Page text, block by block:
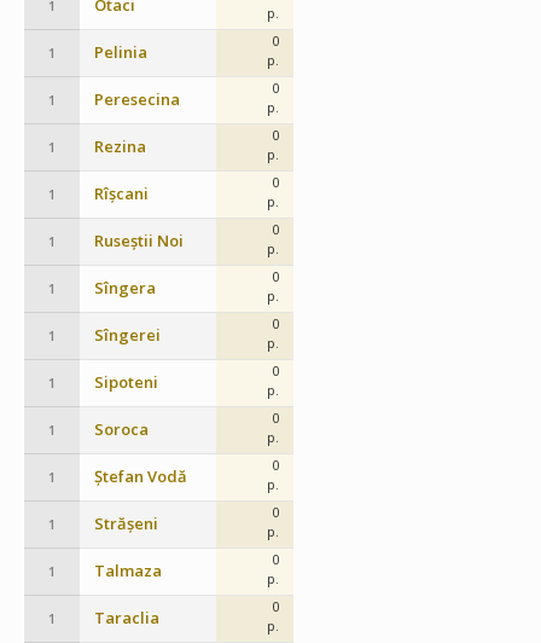
1 Otaci
p.
1 Pelinia
0
p.
1 Peresecina
0
p.
1 Rezina
0
p.
1 Rîșcani
0
p.
1 Ruseștii Noi
0
p.
1 Sîngera
0
p.
1 Sîngerei
0
p.
1 Sipoteni
0
p.
1 Soroca
0
p.
1 Ștefan Vodă
0
p.
1 Strășeni
0
p.
1 Talmaza
0
p.
1 Taraclia
0
p.